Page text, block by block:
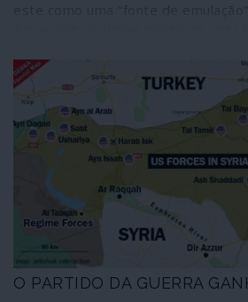
implicações da imensamente
a frente de 50 minutos, apenas na
intérpretes, entre o Papa
Ayatollah Sistani na sua humilde
de Najaf, perto do deslumbrante
O PARTIDO DA GUERRA